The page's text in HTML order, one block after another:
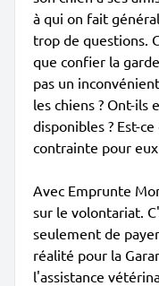
à qui on fait
trop de questions.
que confier la
pas un
les chiens ? Ont-ils
disponibles ? Est-
contrainte pour eux
Avec Emprunte
sur le volontariat.
seulement de
réalité pour la
l'assistance